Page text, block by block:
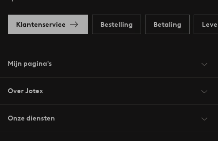
Klantenservice Bestelling Betaling
Mijn pagina's
Over Jotex
Onze diensten